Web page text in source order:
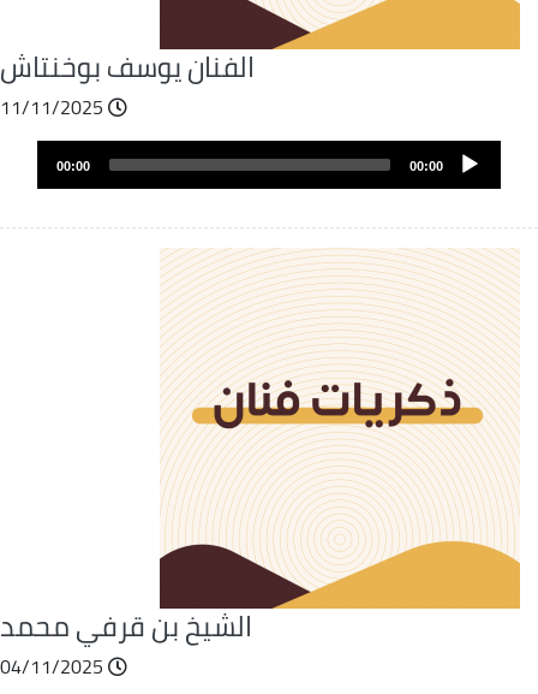
الفنان يوسف بوخنتاش
Fichier
audio
00:00
00:00
الشيخ بن قرفي محمد